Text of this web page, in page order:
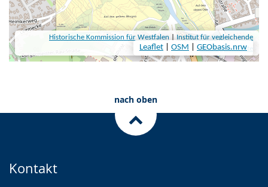
nach oben
Kontakt